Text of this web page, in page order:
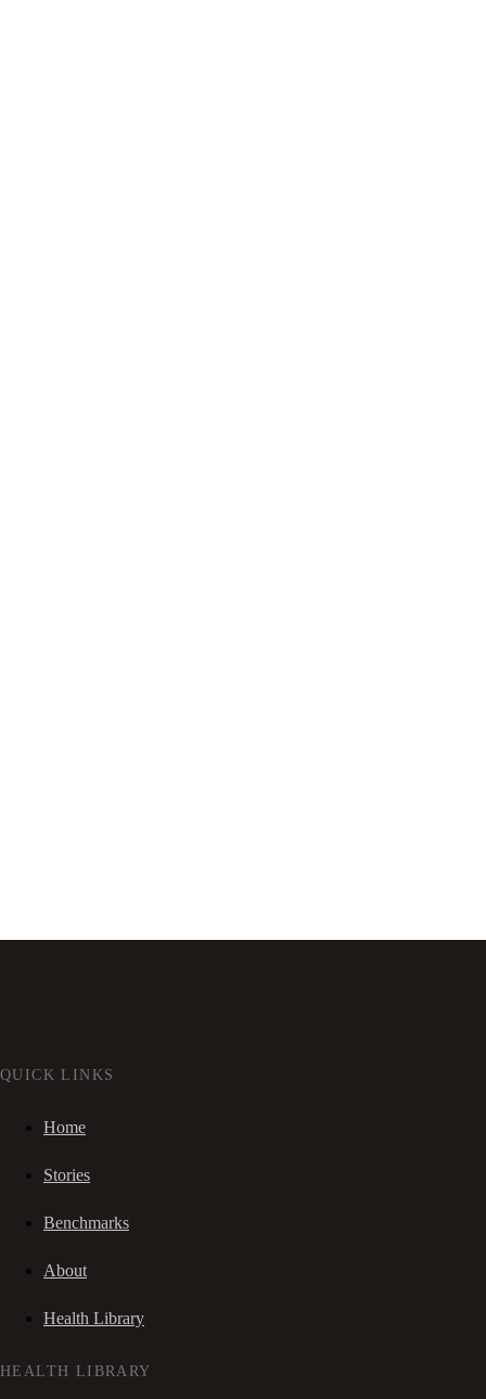
QUICK LINKS
Home
Stories
Benchmarks
About
Health Library
HEALTH LIBRARY